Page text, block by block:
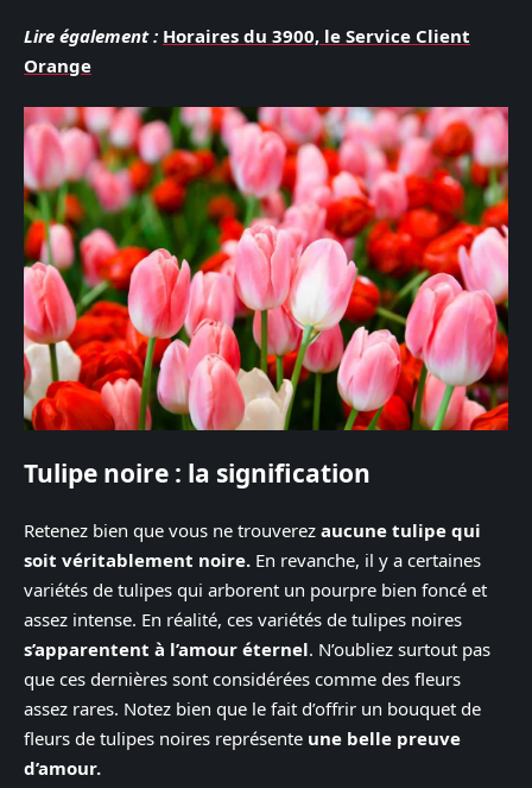
Lire également : Horaires du 3900, le Service Client
Orange
Tulipe noire : la signification
Retenez bien que vous ne trouverez aucune tulipe qui
soit véritablement noire. En revanche, il y a certaines
variétés de tulipes qui arborent un pourpre bien foncé et
assez intense. En réalité, ces variétés de tulipes noires
s’apparentent à l’amour éternel. N’oubliez surtout pas
que ces dernières sont considérées comme des fleurs
assez rares. Notez bien que le fait d’offrir un bouquet de
fleurs de tulipes noires représente une belle preuve
d’amour.